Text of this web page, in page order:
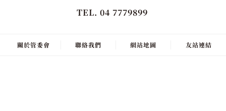
TEL. 04 7779899
關於管委會 聯絡我們 網站地圖 友站連結